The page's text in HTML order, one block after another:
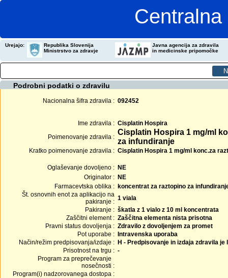
Urejajo:
Republika Slovenija
Ministrstvo za zdravje
Javna agencija za zdravila
in medicinske pripomočke
Podrobni podatki o zdravilu
Nacionalna šifra zdravila : 092452
Ime zdravila : Cisplatin Hospira
Poimenovanje zdravila :
Cisplatin Hospira 1 mg/ml
za infundiranje
Kratko poimenovanje zdravila : Cisplatin Hospira 1 mg/ml konc.za
Oglaševanje dovoljeno : NE
Originator : NE
Farmacevtska oblika : koncentrat za raztopino za
Št. osnovnih enot za aplikacijo na
pakiranje : 1 viala
Pakiranje : škatla z 1 vialo z 10 ml koncentrata
Zaščitni element : Zaščitna elementa nista prisotna
Pravni status dovoljenja : Zdravilo z dovoljenjem za promet
Pot uporabe :
Intravenska uporaba
Način/režim predpisovanja/izdaje : H - Predpisovanje in izdaja zdravila
Prisotnost na trgu : -
Program za preprečevanje
nosečnosti :
Program(i) nadzorovanega dostopa :